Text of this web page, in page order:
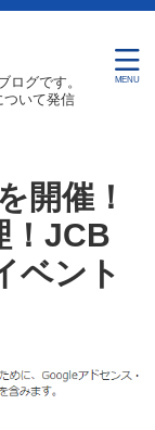
ログです。
いて発信
開催！
！JCB
ベント